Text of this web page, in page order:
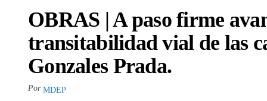
OBRAS | A paso firme
transitabilidad vial de las
Gonzales Prada.
Por MDEP